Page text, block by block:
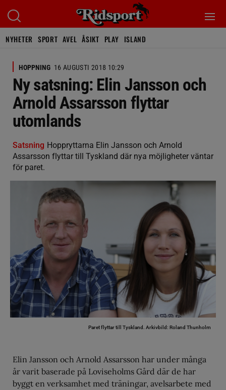
NYHETER SPORT AVEL ÅSIKT PLAY ISLAND
HOPPNING 16 AUGUSTI 2018 10:29
Ny satsning: Elin Jansson och
Arnold Assarsson flyttar
utomlands
Satsning Hoppryttarna Elin Jansson och Arnold
Assarsson flyttar till Tyskland där nya möjligheter väntar
för paret.
Paret flyttar till Tyskland. Arkivbild: Roland Thunholm
Elin Jansson och Arnold Assarsson har under många
år varit baserade på Loviseholms Gård där de har
byggt en verksamhet med träningar, avelsarbete med